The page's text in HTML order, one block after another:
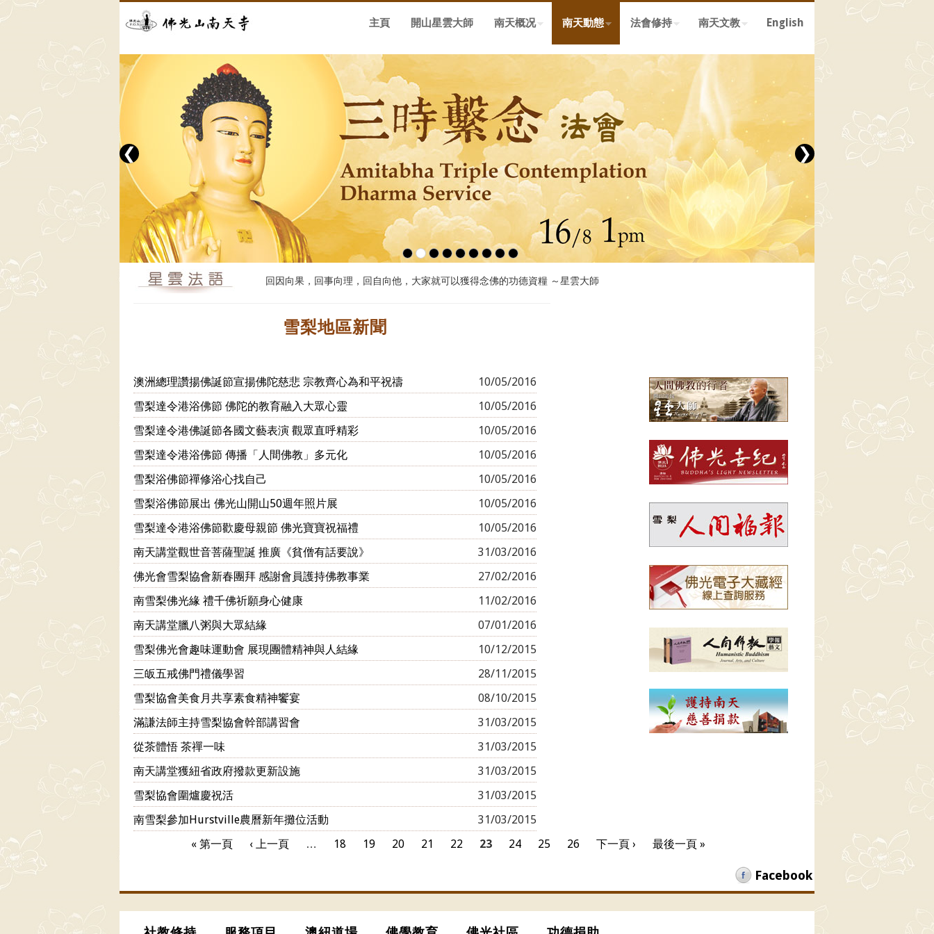
主頁 開山星雲大師 南天概况 南天動態 法會修持 南天文教 English
❮ ❯
回因向果，回事向理，回自向他，大家就可以獲得念佛的功德資糧 ～星雲大師
雪梨地區新聞
10/05/2016
澳洲總理讚揚佛誕節宣揚佛陀慈悲 宗教齊心為和平祝禱
10/05/2016
雪梨達令港浴佛節 佛陀的教育融入大眾心靈
10/05/2016
雪梨達令港佛誕節各國文藝表演 觀眾直呼精彩
10/05/2016
雪梨達令港浴佛節 傳播「人間佛教」多元化
10/05/2016
雪梨浴佛節禪修浴心找自己
10/05/2016
雪梨浴佛節展出 佛光山開山50週年照片展
10/05/2016
雪梨達令港浴佛節歡慶母親節 佛光寶寶祝福禮
31/03/2016
南天講堂觀世音菩薩聖誕 推廣《貧僧有話要說》
27/02/2016
佛光會雪梨協會新春團拜 感謝會員護持佛教事業
11/02/2016
南雪梨佛光緣 禮千佛祈願身心健康
07/01/2016
南天講堂臘八粥與大眾結緣
10/12/2015
雪梨佛光會趣味運動會 展現團體精神與人結緣
28/11/2015
三皈五戒佛門禮儀學習
08/10/2015
雪梨協會美食月共享素食精神饗宴
31/03/2015
滿謙法師主持雪梨協會幹部講習會
31/03/2015
從茶體悟 茶禪一味
31/03/2015
南天講堂獲紐省政府撥款更新設施
31/03/2015
雪梨協會圍爐慶祝活
31/03/2015
南雪梨參加Hurstville農曆新年攤位活動
« 第一頁 ‹ 上一頁 … 18 19 20 21 22 23 24 25 26 下一頁 › 最後一頁 »
Facebook